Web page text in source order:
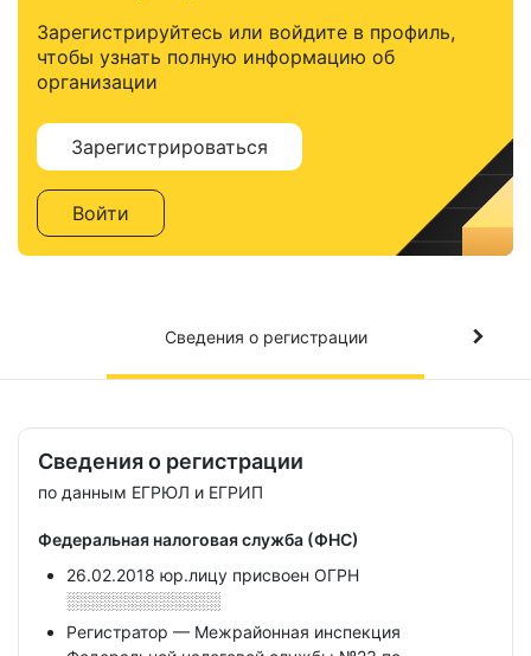
Зарегистрируйтесь или войдите в профиль,
чтобы узнать полную информацию об
организации
Зарегистрироваться
Войти
Сведения о регистрации
Сведения о регистрации
по данным ЕГРЮЛ и ЕГРИП
Федеральная налоговая служба (ФНС)
26.02.2018 юр.лицу присвоен ОГРН
░░░░░░░░░░░░░
Регистратор — Межрайонная инспекция